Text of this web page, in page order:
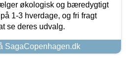
økologisk og bæredygtigt
1-3 hverdage, og fri fragt
se deres udvalg.
SagaCopenhagen.dk